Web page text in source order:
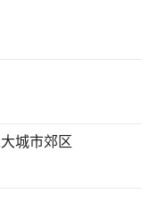
城市郊区